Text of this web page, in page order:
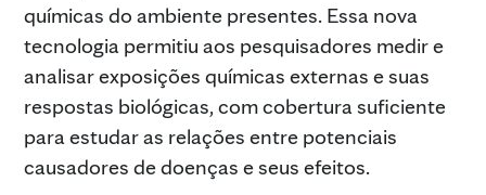
químicas do ambiente presentes. Essa nova
tecnologia permitiu aos pesquisadores medir e
analisar exposições químicas externas e suas
respostas biológicas, com cobertura suficiente
para estudar as relações entre potenciais
causadores de doenças e seus efeitos.